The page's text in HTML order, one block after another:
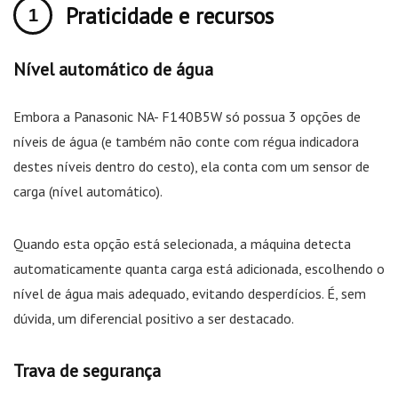
Praticidade e recursos
Nível automático de água
Embora a Panasonic NA- F140B5W só possua 3 opções de
níveis de água (e também não conte com régua indicadora
destes níveis dentro do cesto), ela conta com um sensor de
carga (nível automático).
Quando esta opção está selecionada, a máquina detecta
automaticamente quanta carga está adicionada, escolhendo o
nível de água mais adequado, evitando desperdícios. É, sem
dúvida, um diferencial positivo a ser destacado.
Trava de segurança